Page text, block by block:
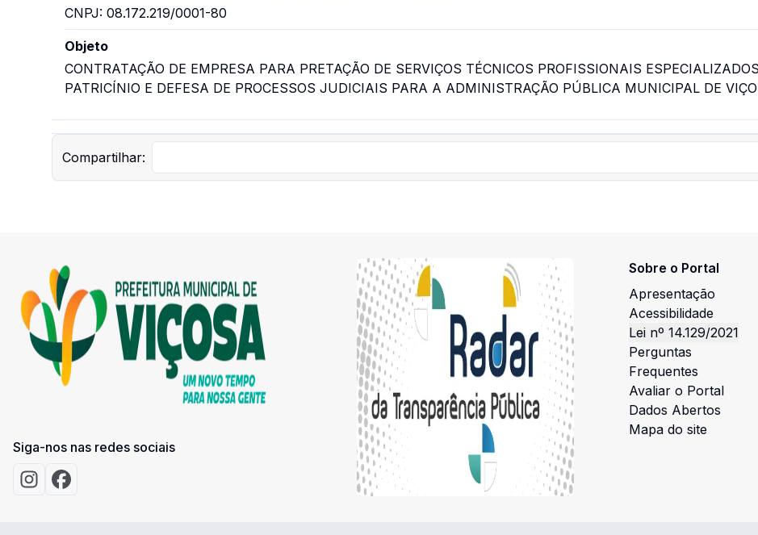
CNPJ: 08.172.219/0001-80
Objeto
CONTRATAÇÃO DE EMPRESA PARA PRETAÇÃO DE SERVIÇOS TÉCNICOS PROFISSIONAIS
PATRICÍNIO E DEFESA DE PROCESSOS JUDICIAIS PARA A ADMINISTRAÇÃO PÚBLICA MUNICIPAL DE
Compartilhar:
Siga-nos nas redes sociais
Acessar Instagram
Acessar Facebook
Sobre o Portal
Apresentação
Acessibilidade
Lei nº 14.129/2021
Perguntas
Frequentes
Avaliar o Portal
Dados Abertos
Mapa do site